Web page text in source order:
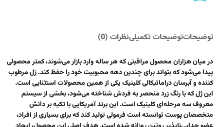
توضیحاتتوضیحات تکمیلینظرات (0)
در میان هزاران محصول مراقبتی که هر ساله وارد بازار می‌شوند، کمتر محصولی
پیدا می‌شود که بتواند برای چندین دهه محبوبیت خود را حفظ کند. ژل مرطوب‌
کننده و آبرسان دراماتیکالی کلینیک یکی از همین محصولات استثنایی است.
این ژل که با رنگ زرد منحصر به فردش شناخته می‌شود، بخشی از سیستم
معروف سه مرحله‌ای کلینیک است. این برند آمریکایی با تکیه بر دانش
متخصصان پوست توانسته است فرمولی تولید کند که برای بسیاری از افراد،